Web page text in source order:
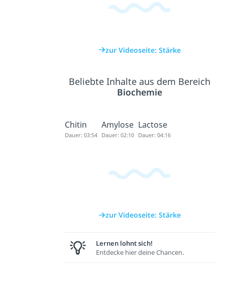
zur Videoseite: Stärke
Beliebte Inhalte aus dem Bereich
Biochemie
Chitin
Dauer: 03:54
Amylose
Dauer: 02:10
Lactose
Dauer: 04:16
zur Videoseite: Stärke
Lernen lohnt sich!
Entdecke hier deine Chancen.